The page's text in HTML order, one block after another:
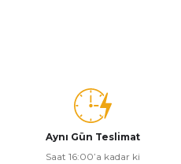
Aynı Gün Teslimat
Saat 16:00’a kadar ki